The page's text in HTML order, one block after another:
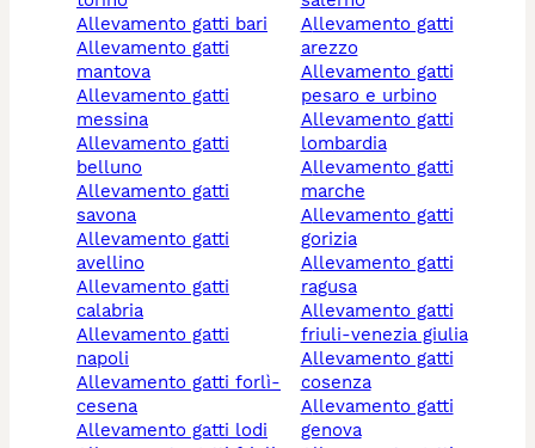
allevamento gatti bari
allevamento gatti
mantova
allevamento gatti
messina
allevamento gatti
belluno
allevamento gatti
savona
allevamento gatti
avellino
allevamento gatti
calabria
allevamento gatti
napoli
allevamento gatti forlì-
cesena
allevamento gatti lodi
allevamento gatti
arezzo
allevamento gatti
pesaro e urbino
allevamento gatti
lombardia
allevamento gatti
marche
allevamento gatti
gorizia
allevamento gatti
ragusa
allevamento gatti
friuli-venezia giulia
allevamento gatti
cosenza
allevamento gatti
genova